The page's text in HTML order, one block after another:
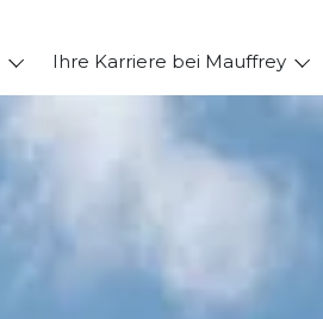
Ihre Karriere bei Mauffrey